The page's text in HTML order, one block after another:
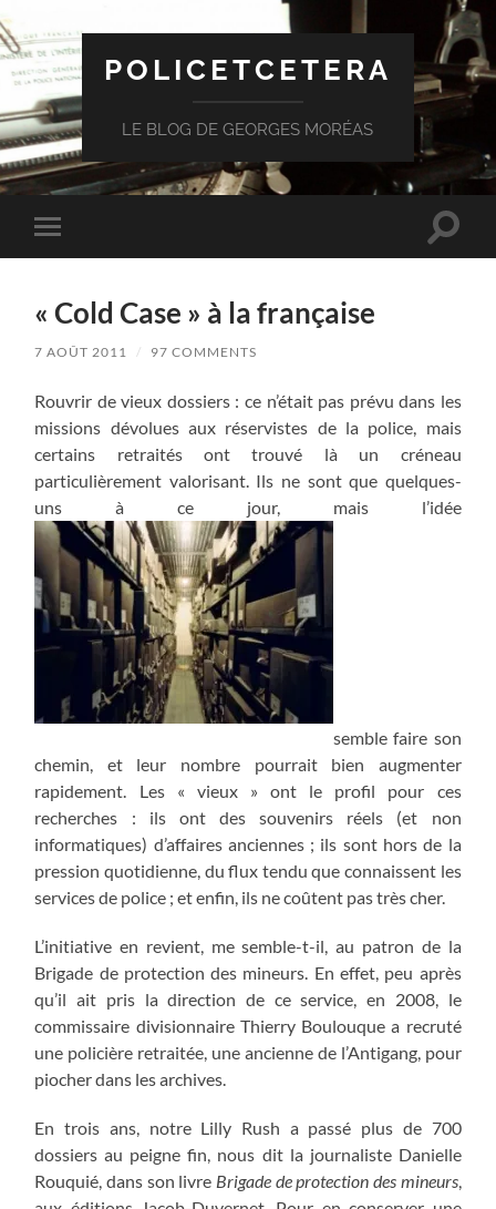
POLICETCETERA
LE BLOG DE GEORGES MORÉAS
Toggle
mobile
Toggle
« Cold Case » à la française
7 AOÛT 2011 / 97 COMMENTS
Rouvrir de vieux dossiers : ce n’était pas prévu dans les
missions dévolues aux réservistes de la police, mais
certains retraités ont trouvé là un créneau
particulièrement valorisant. Ils ne sont que quelques-
uns à ce jour, mais l’idée
semble faire son
chemin, et leur nombre pourrait bien augmenter
rapidement. Les « vieux » ont le profil pour ces
recherches : ils ont des souvenirs réels (et non
informatiques) d’affaires anciennes ; ils sont hors de la
pression quotidienne, du flux tendu que connaissent les
services de police ; et enfin, ils ne coûtent pas très cher.
L’initiative en revient, me semble-t-il, au patron de la
Brigade de protection des mineurs. En effet, peu après
qu’il ait pris la direction de ce service, en 2008, le
commissaire divisionnaire Thierry Boulouque a recruté
une policière retraitée, une ancienne de l’Antigang, pour
piocher dans les archives.
En trois ans, notre Lilly Rush a passé plus de 700
dossiers au peigne fin, nous dit la journaliste Danielle
Rouquié, dans son livre Brigade de protection des mineurs,